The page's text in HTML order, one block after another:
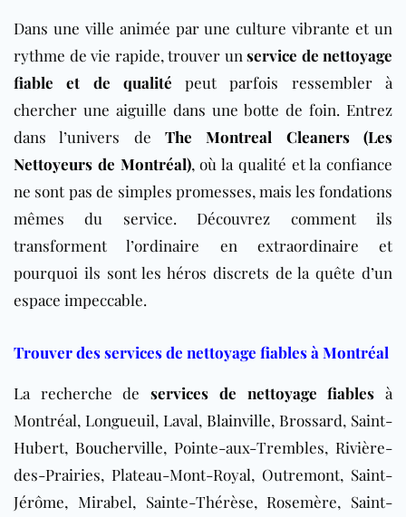
Dans une ville animée par une culture vibrante et un
rythme de vie rapide, trouver un service de nettoyage
fiable et de qualité peut parfois ressembler à
chercher une aiguille dans une botte de foin. Entrez
dans l’univers de The Montreal Cleaners (Les
Nettoyeurs de Montréal), où la qualité et la confiance
ne sont pas de simples promesses, mais les fondations
mêmes du service. Découvrez comment ils
transforment l’ordinaire en extraordinaire et
pourquoi ils sont les héros discrets de la quête d’un
espace impeccable.
Trouver des services de nettoyage fiables à Montréal
La recherche deservices de nettoyage fiables à
Montréal, Longueuil, Laval, Blainville, Brossard, Saint-
Hubert, Boucherville, Pointe-aux-Trembles, Rivière-
des-Prairies, Plateau-Mont-Royal, Outremont, Saint-
Jérôme, Mirabel, Sainte-Thérèse, Rosemère, Saint-